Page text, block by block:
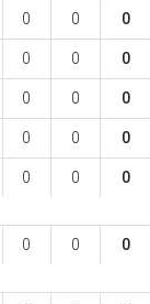
0 0 0
0 0 0
0 0 0
0 0 0
0 0 0
0 0 0